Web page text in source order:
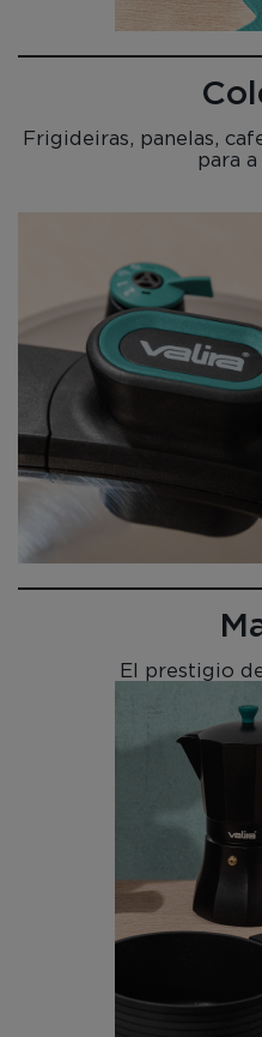
Frigideiras, panelas,
para
El prestigio